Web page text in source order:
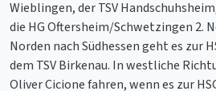
Wieblingen, der TSV
die HG Oftersheim/Schwetzingen 2.
Norden nach Südhessen geht es zur
dem TSV Birkenau. In westliche
Oliver Cicione fahren, wenn es zur